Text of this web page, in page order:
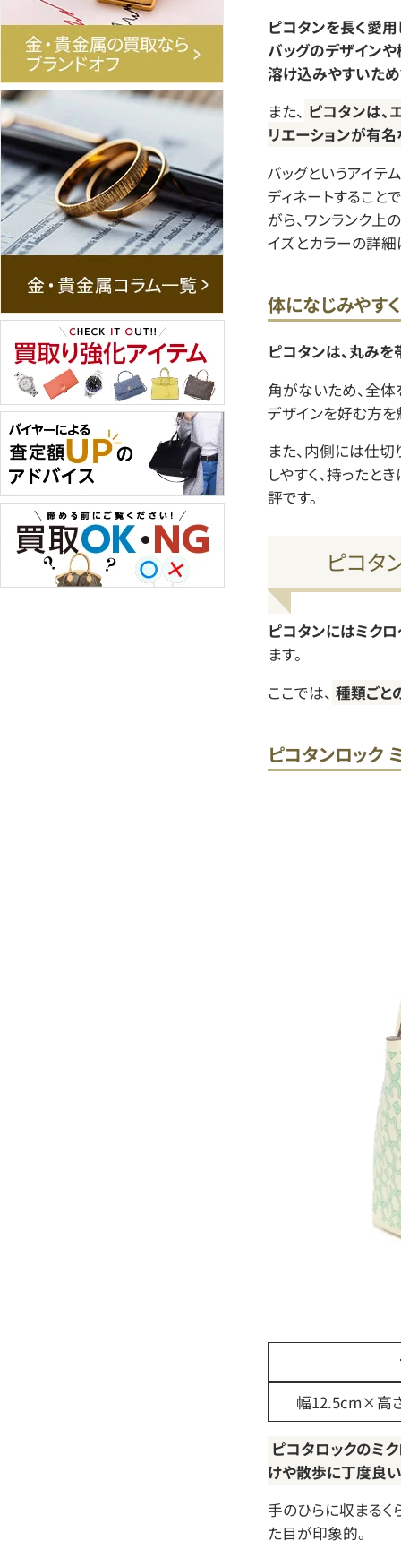
ピコタンを長く愛
バッグのデザインや
溶け込みやすいため
また、 ピコタンは
リエーションが有
バッグというアイ
ディネートすること
がら、ワンランク上
イズとカラーの詳細
体になじみやす
ピコタンは、丸み
角がないため、全体
デザインを好む方を
また、内側には仕
しやすく、持ったと
評です。
ピコタ
ピコタンにはミク
ます。
ここでは、 種類ごと
ピコタンロック
幅12.5cm×高
ピコタロックのミ
けや散歩に丁度良
手のひらに収まるく
た目が印象的。